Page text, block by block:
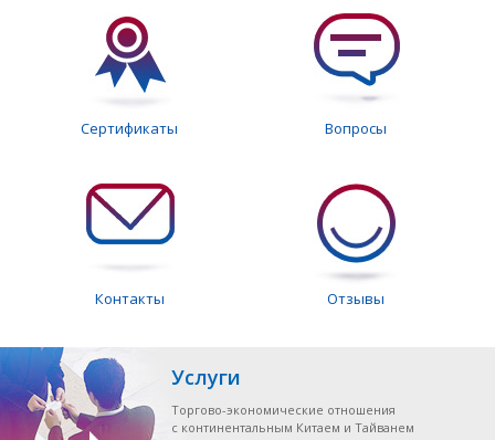
Сертификаты Вопросы
Контакты Отзывы
Услуги
Торгово-экономические отношения
с континентальным Китаем и Тайванем